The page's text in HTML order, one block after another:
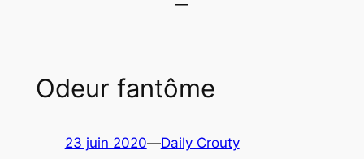
Odeur fantôme
23 juin 2020—Daily Crouty